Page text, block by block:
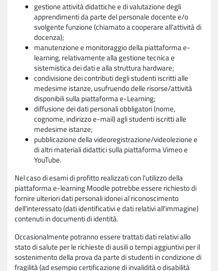
gestione attività didattiche e di valutazione degli
apprendimenti da parte del personale docente e/o
svolgente funzione (chiamato a cooperare all'attività di
docenza);
manutenzione e monitoraggio della piattaforma e-
learning, relativamente alla gestione tecnica e
sistemistica dei dati e alla struttura hardware;
condivisione dei contributi degli studenti iscritti alle
medesime istanze, usufruendo delle risorse/attività
disponibili sulla piattaforma e-Learning;
diffusione dei dati personali obbligatori (nome,
cognome, indirizzo e-mail) agli studenti iscritti alle
medesime istanze;
pubblicazione della videoregistrazione/videolezione e
di altri materiali didattici sulla piattaforma Vimeo e
YouTube.
Nel caso di esami di profitto realizzati con l'utilizzo della
piattaforma e-learning Moodle potrebbe essere richiesto di
fornire ulteriori dati personali idonei al riconoscimento
dell'interessato (dati identificativi e dati relativi all'immagine)
contenuti in documenti di identità.
Occasionalmente potranno essere trattati dati relativi allo
stato di salute per le richieste di ausili o tempi aggiuntivi per il
sostenimento della prova da parte di studenti in condizione di
fragilità (ad esempio certificazione di invalidità o disabilità